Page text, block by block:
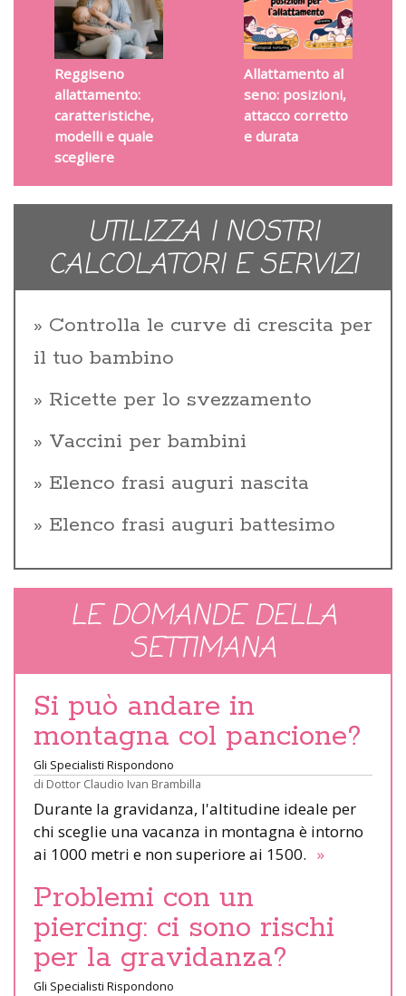
Reggiseno
allattamento:
caratteristiche,
modelli e quale
scegliere
Allattamento al
seno: posizioni,
attacco corretto
e durata
UTILIZZA I NOSTRI
CALCOLATORI E SERVIZI
Controlla le curve di crescita per
il tuo bambino
Ricette per lo svezzamento
Vaccini per bambini
Elenco frasi auguri nascita
Elenco frasi auguri battesimo
LE DOMANDE DELLA
SETTIMANA
Si può andare in
montagna col pancione?
Gli Specialisti Rispondono
di Dottor Claudio Ivan Brambilla
Durante la gravidanza, l'altitudine ideale per
chi sceglie una vacanza in montagna è intorno
ai 1000 metri e non superiore ai 1500. »
Problemi con un
piercing: ci sono rischi
per la gravidanza?
Gli Specialisti Rispondono